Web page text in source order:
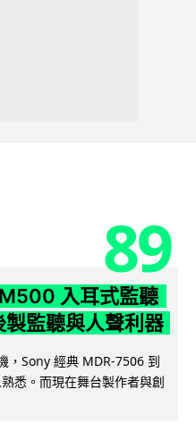
89
入耳式監聽
監聽與人聲利器
，Sony 經典 MDR-7506 到
悉。而現在舞台製作者與創